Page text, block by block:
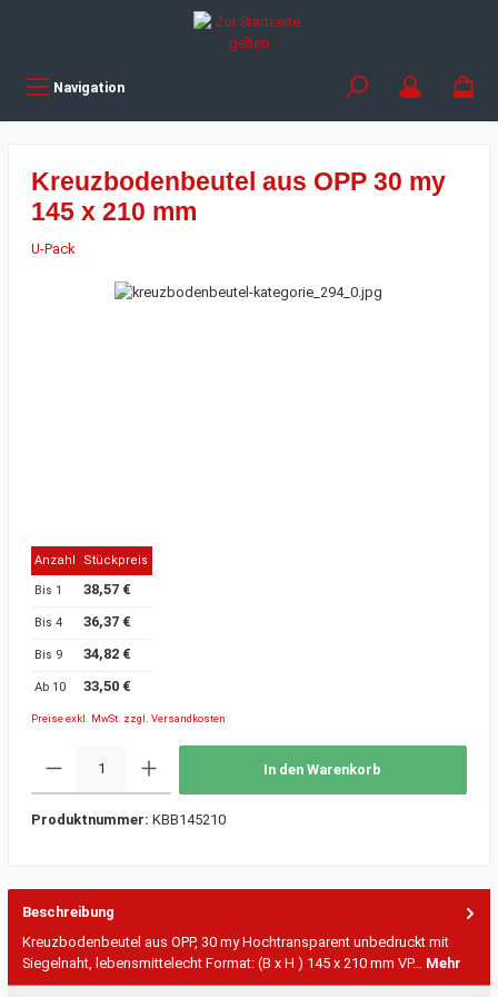
Navigation
Kreuzbodenbeutel aus OPP 30 my
145 x 210 mm
U-Pack
Anzahl Stückpreis
Bis1 38,57 €
Bis4 36,37 €
Bis 9 34,82 €
Ab10 33,50 €
Preise exkl. MwSt. zzgl. Versandkosten
In den Warenkorb
Produktnummer: KBB145210
Beschreibung
Kreuzbodenbeutel aus OPP, 30 my Hochtransparent unbedruckt mit
Siegelnaht, lebensmittelecht Format: (B x H ) 145 x 210 mm VP… Mehr